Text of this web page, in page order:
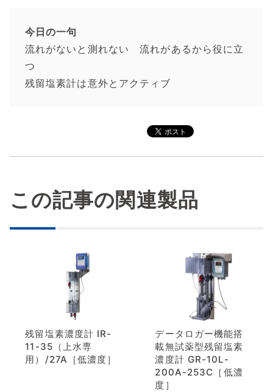
今日の一句
流れがないと測れない 流れがあるから役に立
つ
残留塩素計は意外とアクティブ
この記事の関連製品
残留塩素濃度計 IR-
11-35（上水専
用）/27A［低濃度］
データロガー機能搭
載無試薬型残留塩素
濃度計 GR-10L-
200A-253C［低濃
度］